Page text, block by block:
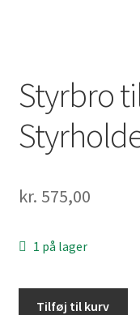
Styrbro
kr. 575,00
1 på lager
Tilføj til kurv